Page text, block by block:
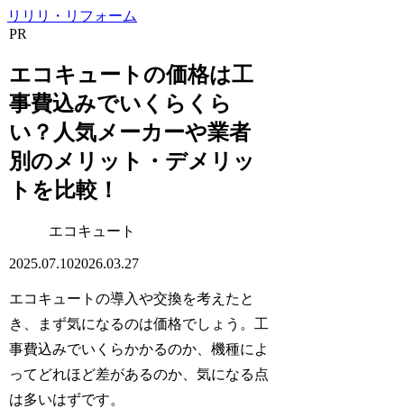
リリリ・リフォーム
PR
エコキュートの価格は工
事費込みでいくらくら
い？人気メーカーや業者
別のメリット・デメリッ
トを比較！
エコキュート
2025.07.102026.03.27
エコキュートの導入や交換を考えたと
き、まず気になるのは価格でしょう。工
事費込みでいくらかかるのか、機種によ
ってどれほど差があるのか、気になる点
は多いはずです。